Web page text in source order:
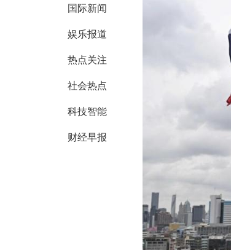
国际新闻
娱乐报道
热点关注
社会热点
科技智能
财经早报